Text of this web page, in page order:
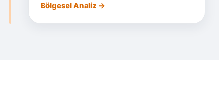
Bölgesel Analiz →